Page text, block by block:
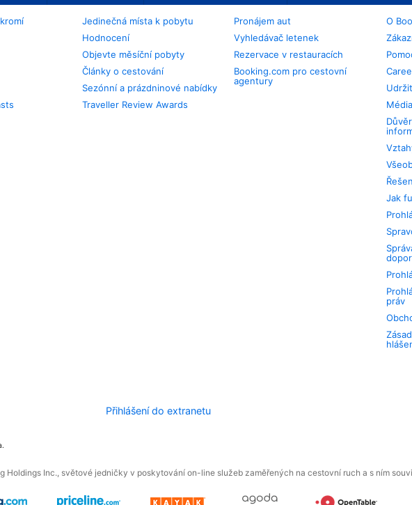
Jedinečná místa k pobytu
Hodnocení
Objevte měsíční pobyty
Články o cestování
Sezónní a prázdninové nabídky
Traveller Review Awards
Pronájem aut
Vyhledávač letenek
Rezervace v restauracích
Booking.com pro cestovní
agentury
O
Média
Jak
práv
Přihlášení do extranetu
Holdings Inc., světové jedničky v poskytování on-line služeb zaměřených na cestovní ruch a s ním